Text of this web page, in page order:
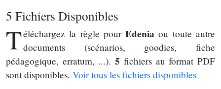
5 Fichiers Disponibles
Téléchargez la règle pourEdenia ou toute autre
documents (scénarios, goodies, fiche
pédagogique, erratum, ...).5 fichiers au format PDF
sont disponibles. Voir tous les fichiers disponibles